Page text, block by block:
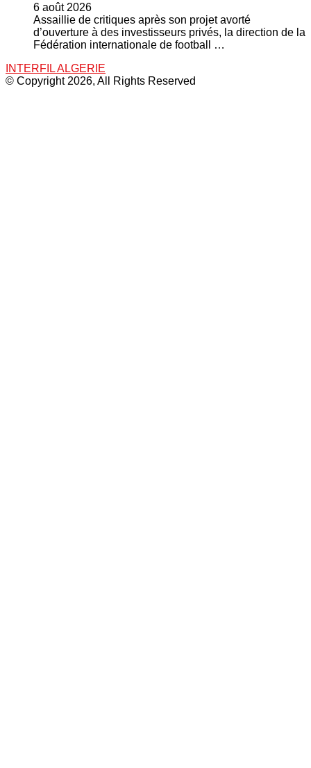
6 août 2026
Assaillie de critiques après son projet avorté
d’ouverture à des investisseurs privés, la direction de la
Fédération internationale de football …
INTERFIL ALGERIE
© Copyright 2026, All Rights Reserved